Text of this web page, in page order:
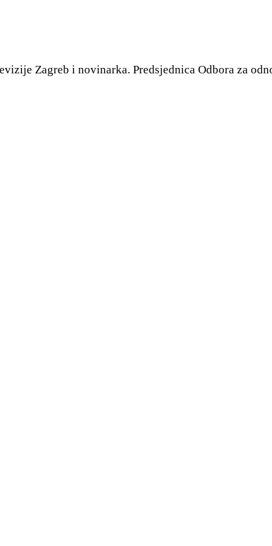
Zagreb i novinarka. Predsjednica Odbora za